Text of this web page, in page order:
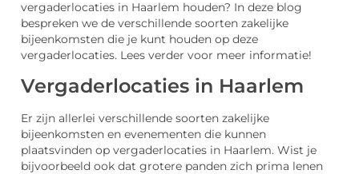
vergaderlocaties in Haarlem houden? In deze blog
bespreken we de verschillende soorten zakelijke
bijeenkomsten die je kunt houden op deze
vergaderlocaties. Lees verder voor meer informatie!
Vergaderlocaties in Haarlem
Er zijn allerlei verschillende soorten zakelijke
bijeenkomsten en evenementen die kunnen
plaatsvinden op vergaderlocaties in Haarlem. Wist je
bijvoorbeeld ook dat grotere panden zich prima lenen